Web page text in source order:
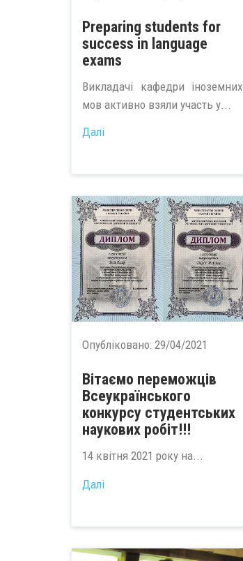
Preparing students for
success in language
exams
Викладачі кафедри іноземних
мов активно взяли участь у...
Далі
Опубліковано: 29/04/2021
Вітаємо переможців
Всеукраїнського
конкурсу студентських
наукових робіт!!!
14 квітня 2021 року на...
Далі